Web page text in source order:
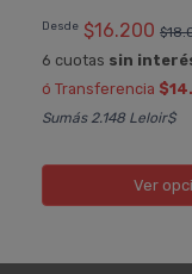
Desde $16.200
6 cuotas sin
ó Transferencia
Sumás 2.148 Leloir$
Ver